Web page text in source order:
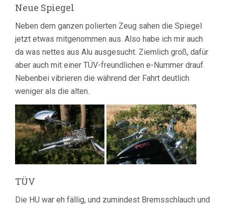
Neue Spiegel
Neben dem ganzen polierten Zeug sahen die Spiegel
jetzt etwas mitgenommen aus. Also habe ich mir auch
da was nettes aus Alu ausgesucht. Ziemlich groß, dafür
aber auch mit einer TÜV-freundlichen e-Nummer drauf.
Nebenbei vibrieren die während der Fahrt deutlich
weniger als die alten.
TÜV
Die HU war eh fällig, und zumindest Bremsschlauch und